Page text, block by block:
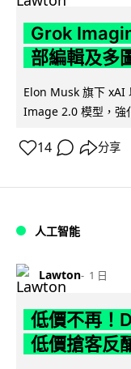
Grok
部編輯及多
Elon Musk 旗下 xAI
Image 2.0 模型，強
14 分享
人工智能
Lawton 1 日
低價不再！
低價搶客反